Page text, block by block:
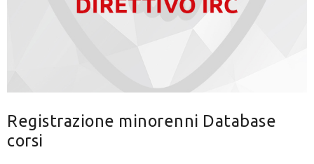
Registrazione minorenni Database
corsi